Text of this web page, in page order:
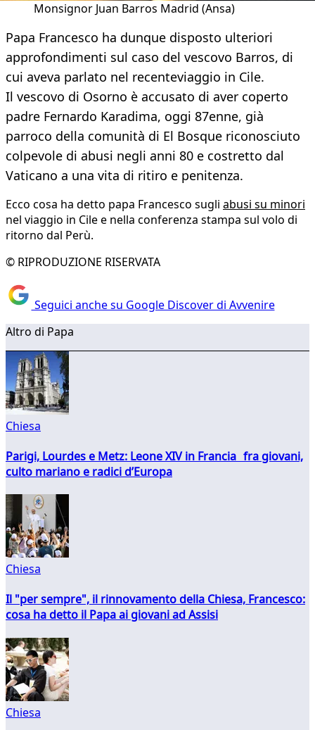
Monsignor Juan Barros Madrid (Ansa)
Papa Francesco ha dunque disposto ulteriori
approfondimenti sul caso del vescovo Barros, di
cui aveva parlato nel recenteviaggio in Cile.
Il vescovo di Osorno è accusato di aver coperto
padre Fernardo Karadima, oggi 87enne, già
parroco della comunità di El Bosque riconosciuto
colpevole di abusi negli anni 80 e costretto dal
Vaticano a una vita di ritiro e penitenza.
Ecco cosa ha detto papa Francesco sugli abusi su minori
nel viaggio in Cile e nella conferenza stampa sul volo di
ritorno dal Perù.
© RIPRODUZIONE RISERVATA
Seguici anche su Google Discover di Avvenire
Altro di Papa
Chiesa
Parigi, Lourdes e Metz: Leone XIV in Francia fra giovani,
culto mariano e radici d’Europa
Chiesa
Il "per sempre", il rinnovamento della Chiesa, Francesco:
cosa ha detto il Papa ai giovani ad Assisi
Chiesa